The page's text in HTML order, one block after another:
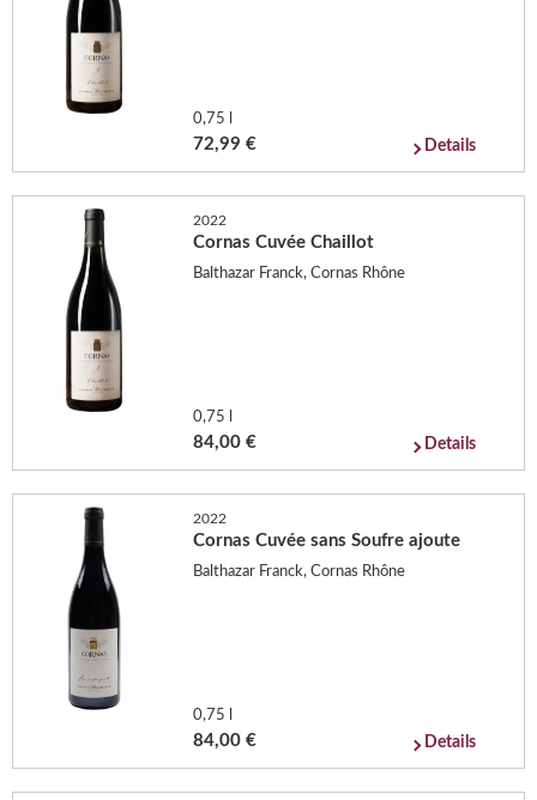
0,75 l
72,99 € Details
2022
Cornas Cuvée Chaillot
Balthazar Franck, Cornas Rhône
0,75 l
84,00 € Details
2022
Cornas Cuvée sans Soufre ajoute
Balthazar Franck, Cornas Rhône
0,75 l
84,00 € Details